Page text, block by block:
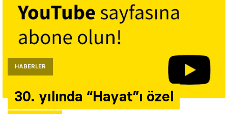
HABERLER
30. yılında “Hayat”ı özel
Söyleşiler
Kariyer
Yazarlar
Araştırma